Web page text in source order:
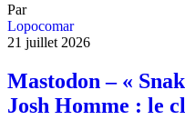
Par
Lopocomar
21 juillet 2026
Mastodon – «
Josh Homme : le